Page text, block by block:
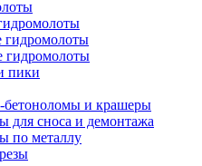
гидромолоты
гидромолоты
пики
бетоноломы и крашеры
для сноса и демонтажа
по металлу